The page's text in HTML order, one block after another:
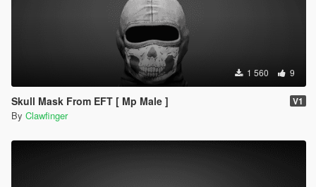
1 560 9
Skull Mask From EFT [ Mp Male ] V1
By Clawfinger